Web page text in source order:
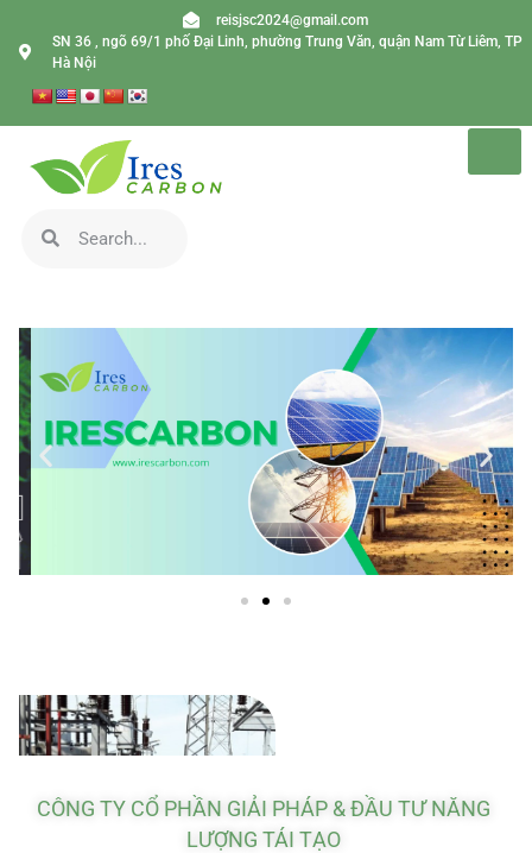
reisjsc2024@gmail.com
SN 36 , ngõ 69/1 phố Đại Linh, phường Trung Văn, quận Nam Từ Liêm, TP
Hà Nội
CÔNG TY CỔ PHẦN GIẢI PHÁP & ĐẦU TƯ NĂNG
LƯỢNG TÁI TẠO